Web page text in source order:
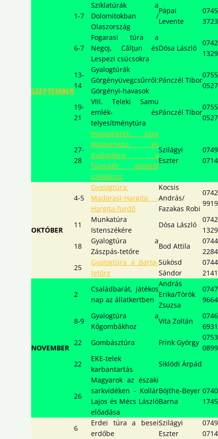
SZEPTEMBER
1-7
Sziklatúrák a
Dolomitokban /
Olaszország
Pápai
Levente
6-7
Fogarasi túra a
Negoj, Călţun és
Lespezi csúcsokra
Dósa László
13-
14
Gyalogtúrák
Görgényüvegcsűrről:
Görgényi-havasok
Pánczél Tibor
19-
21
VIII. Teleki Samu
emlék- és
telyesítménytúra
Pánczél Tibor
27-
28
Honismereti túra
Bukovinába és
gyalogtúra a
Tizenkét apostol
szikláihoz
Szilágyi
Eszter
OKTÓBER
4-5
Gyalogtúra:
Madarasi-Hargita -
Hargita-fürdő
Kocsis
András/
Fazakas Robi
11
Munkatúra
Istenszékére
Dósa László
18
Gyalogtúra a
Zászpás-tetőre
Bod Attila
25
Gyalogtúra a Barta-
tetőre
Sükösd
Sándor
NOVEMBER
2
Családbarát, játékos
nap az állatkertben
András
Erika/Török
Zsuzsa
8-9
Gyalogtúra a
Kőgombákhoz
Vita Zoltán
22
Gombásztúra Frink György
22
EKE-telek
karbantartás
Siklódi Árpád
26
Magyarok az északi
sarkvídéken - Kollár
Lajos és Mécs László
előadása
Böjthe-Beyer
Barna
6
Erdei túra a besei
erdőbe
Szilágyi
Eszter